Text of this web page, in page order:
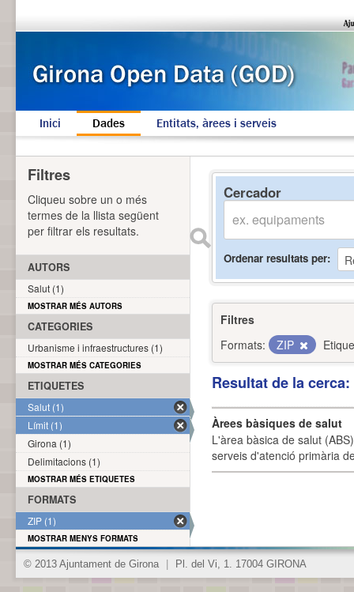
Inici Dades Entitats, àrees i serveis
Cercador
Ordenar resultats per
Filtres
Formats:
ZIP
Resultat de la
Àrees bàsiques de salut
L'àrea bàsica de salut
serveis d'atenció primària
Filtres
Cliqueu sobre un o més
termes de la llista següent
per filtrar els resultats.
AUTORS
Salut (1)
MOSTRAR MÉS AUTORS
CATEGORIES
Urbanisme i infraestructures (1)
MOSTRAR MÉS CATEGORIES
ETIQUETES
Salut (1)
Límit (1)
Girona (1)
Delimitacions (1)
MOSTRAR MÉS ETIQUETES
FORMATS
ZIP (1)
MOSTRAR MENYS FORMATS
© 2013 Ajuntament de Girona Pl. del Vi, 1. 17004 GIRONA